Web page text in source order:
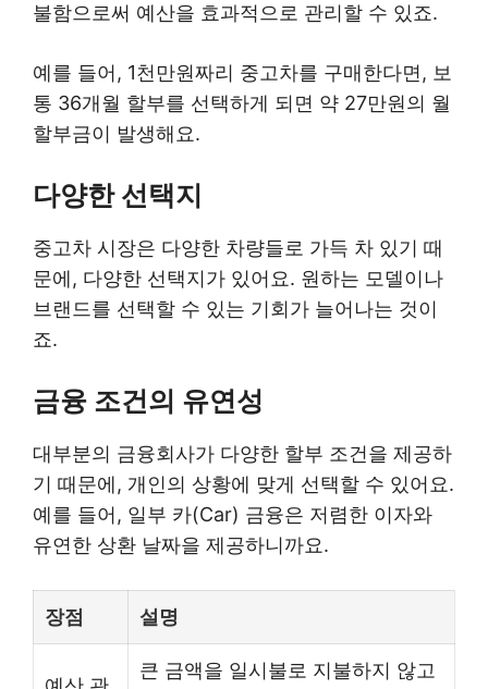
불함으로써 예산을 효과적으로 관리할 수 있죠.
예를 들어, 1천만원짜리 중고차를 구매한다면, 보
통 36개월 할부를 선택하게 되면 약 27만원의 월
할부금이 발생해요.
다양한 선택지
중고차 시장은 다양한 차량들로 가득 차 있기 때
문에, 다양한 선택지가 있어요. 원하는 모델이나
브랜드를 선택할 수 있는 기회가 늘어나는 것이
죠.
금융 조건의 유연성
대부분의 금융회사가 다양한 할부 조건을 제공하
기 때문에, 개인의 상황에 맞게 선택할 수 있어요.
예를 들어, 일부 카(Car) 금융은 저렴한 이자와
유연한 상환 날짜을 제공하니까요.
장점 설명
큰 금액을 일시불로 지불하지 않고